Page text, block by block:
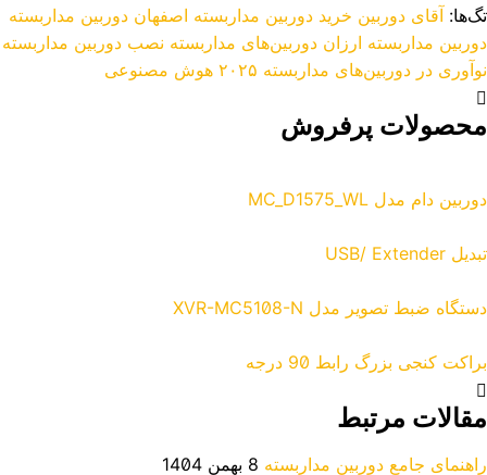
تگ‌ها: آقای دوربین خرید دوربین مداربسته اصفهان دوربین مداربسته
دوربین مداربسته ارزان دوربین‌های مداربسته نصب دوربین مداربسته
نوآوری‌ در دوربین‌های مداربسته ۲۰۲۵
هوش مصنوعی
محصولات پرفروش
دوربین دام مدل MC_D1575_WL
تبدیل USB/ Extender
دستگاه ضبط تصویر مدل XVR-MC5108-N
براکت کنجی بزرگ رابط 90 درجه
مقالات مرتبط
راهنمای جامع دوربین مداربسته 8 بهمن 1404